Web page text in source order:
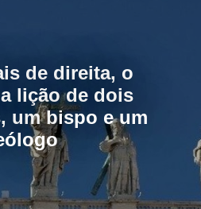
de direita, o
lição de dois
um bispo e um